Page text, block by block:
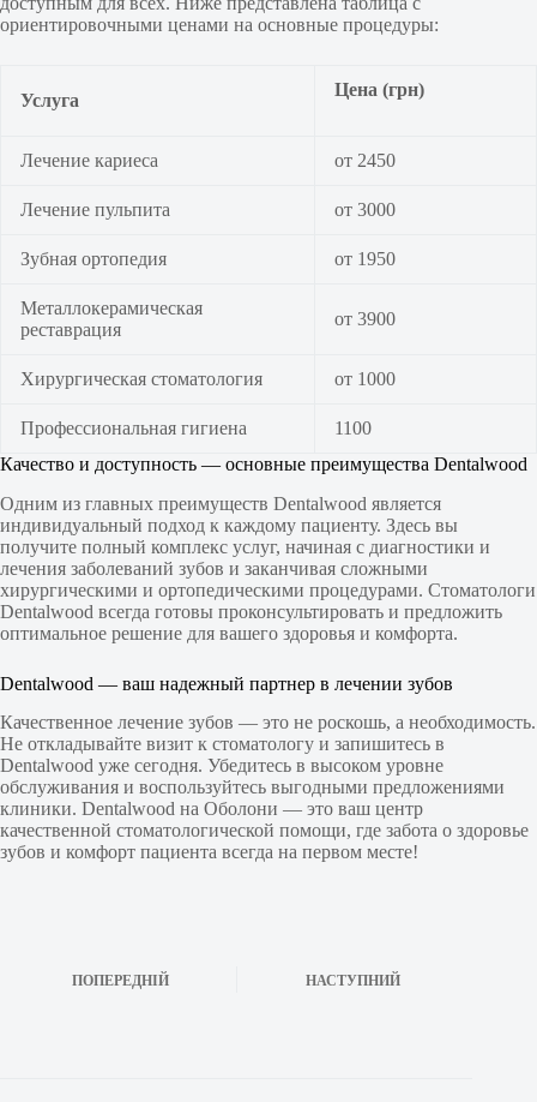
ориентировочными ценами на основные процедуры:
Услуга
Цена (грн)
Лечение кариеса от 2450
Лечение пульпита от 3000
Зубная ортопедия от 1950
Металлокерамическая
реставрация
от 3900
Хирургическая стоматология от 1000
Профессиональная гигиена
1100
Качество и доступность — основные преимущества Dentalwood
Одним из главных преимуществ Dentalwood является
индивидуальный подход к каждому пациенту. Здесь вы
получите полный комплекс услуг, начиная с диагностики и
лечения заболеваний зубов и заканчивая сложными
хирургическими и ортопедическими процедурами. Стоматологи
Dentalwood всегда готовы проконсультировать и предложить
оптимальное решение для вашего здоровья и комфорта.
Dentalwood — ваш надежный партнер в лечении зубов
Качественное лечение зубов — это не роскошь, а необходимость.
Не откладывайте визит к стоматологу и запишитесь в
Dentalwood уже сегодня. Убедитесь в высоком уровне
обслуживания и воспользуйтесь выгодными предложениями
клиники. Dentalwood на Оболони — это ваш центр
качественной стоматологической помощи, где забота о здоровье
зубов и комфорт пациента всегда на первом месте!
ПОПЕРЕДНІЙ НАСТУПНИЙ